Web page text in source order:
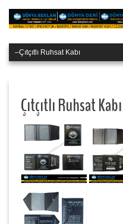
Çıtçıtlı Ruhsat Kabı